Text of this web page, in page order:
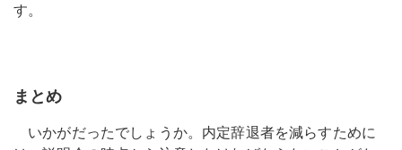
す。
まとめ
いかがだったでしょうか。内定辞退者を減らすために